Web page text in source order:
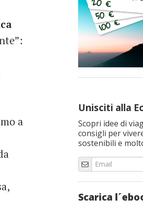
a
Unisciti alla
Scopri idee di
consigli per
sostenibili e
Scarica